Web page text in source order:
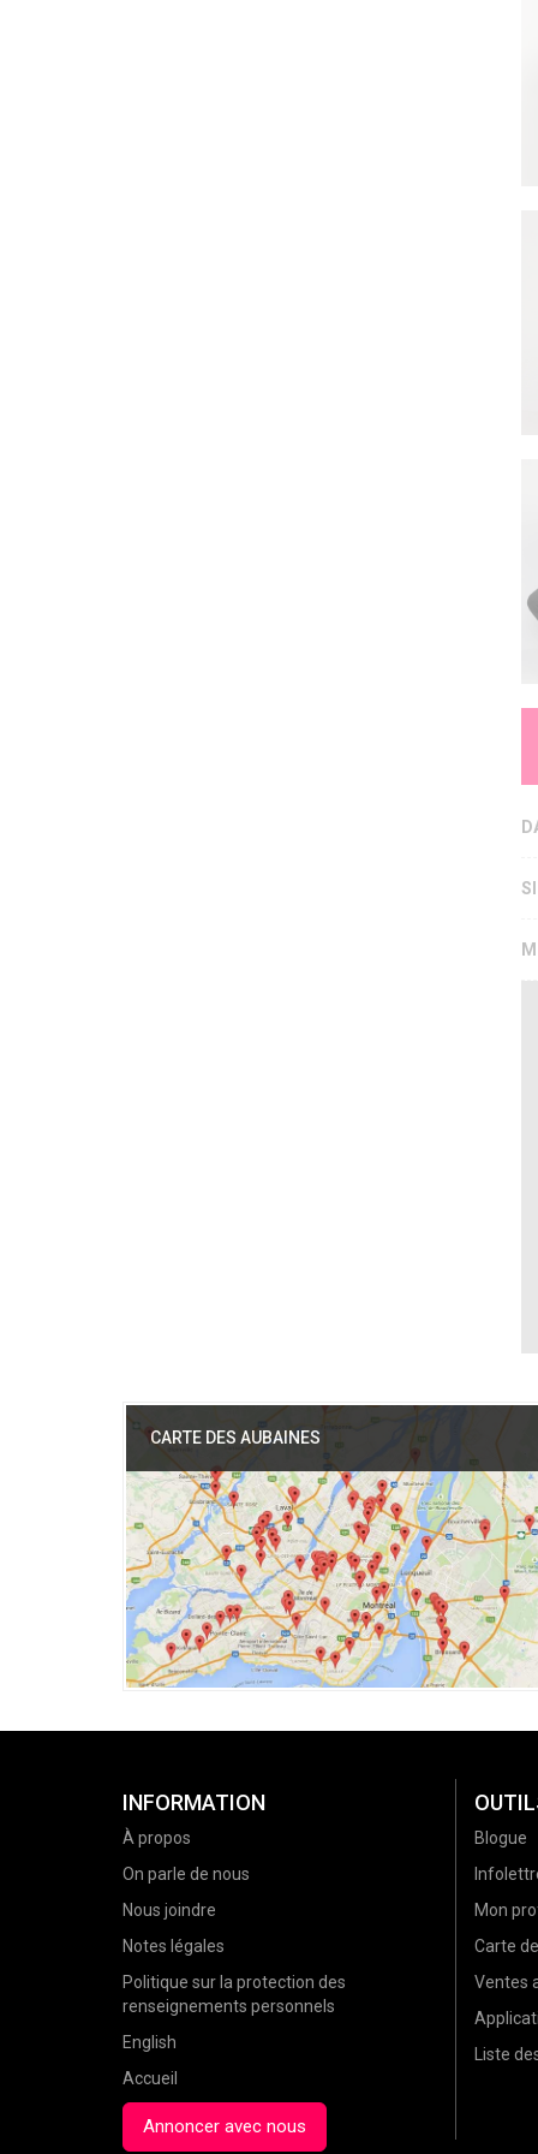
CARTE DES AUBAINES
INFORMATION
À propos
On parle de nous
Nous joindre
Notes légales
Politique sur la protection des
renseignements personnels
English
Accueil
Annoncer avec nous
Blogue
Mon
Carte
Ventes
Liste